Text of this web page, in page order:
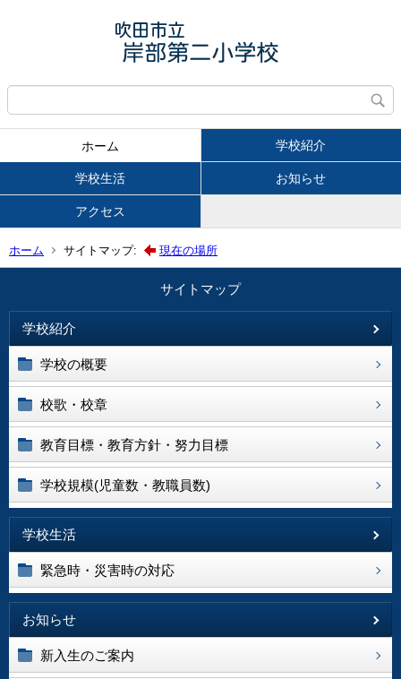
ホーム 学校紹介
学校生活 お知らせ
アクセス
ホーム サイトマップ: 現在の場所
サイトマップ
学校紹介
学校の概要
校歌・校章
教育目標・教育方針・努力目標
学校規模(児童数・教職員数)
学校生活
緊急時・災害時の対応
お知らせ
新入生のご案内